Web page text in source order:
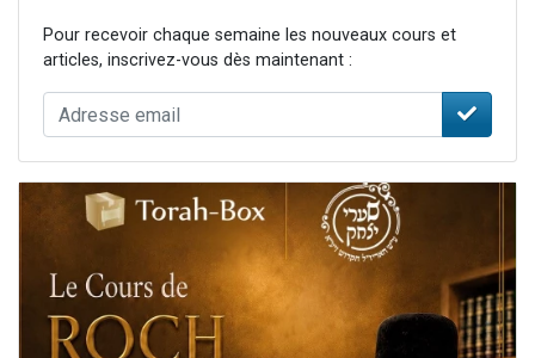
Pour recevoir chaque semaine les nouveaux cours et
articles, inscrivez-vous dès maintenant :